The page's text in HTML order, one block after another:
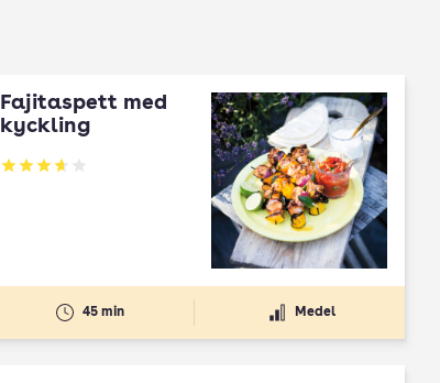
Fajitaspett med
kyckling
Betyg: 3.64 av 5
45 min Medel